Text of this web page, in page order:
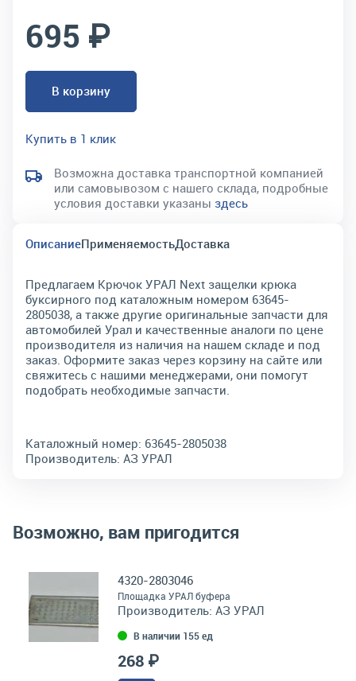
695 ₽
В корзину
Купить в 1 клик
Возможна доставка транспортной компанией
или самовывозом с нашего склада, подробные
условия доставки указаны здесь
ОписаниеПрименяемостьДоставка
Предлагаем Крючок УРАЛ Next защелки крюка
буксирного под каталожным номером 63645-
2805038, а также другие оригинальные запчасти для
автомобилей Урал и качественные аналоги по цене
производителя из наличия на нашем складе и под
заказ. Оформите заказ через корзину на сайте или
свяжитесь с нашими менеджерами, они помогут
подобрать необходимые запчасти.
Каталожный номер: 63645-2805038
Производитель: АЗ УРАЛ
Возможно, вам пригодится
4320-2803046
Площадка УРАЛ буфера
Производитель: АЗ УРАЛ
В наличии 155 ед
268 ₽